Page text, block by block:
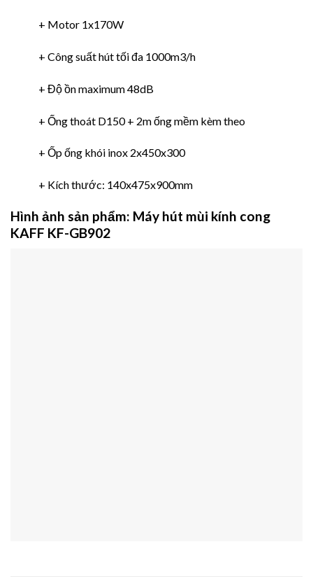
+ Motor 1x170W
+ Công suất hút tối đa 1000m3/h
+ Độ ồn maximum 48dB
+ Ống thoát D150 + 2m ống mềm kèm theo
+ Ốp ống khói inox 2x450x300
+ Kích thước: 140x475x900mm
Hình ảnh sản phẩm: Máy hút mùi kính cong
KAFF KF-GB902